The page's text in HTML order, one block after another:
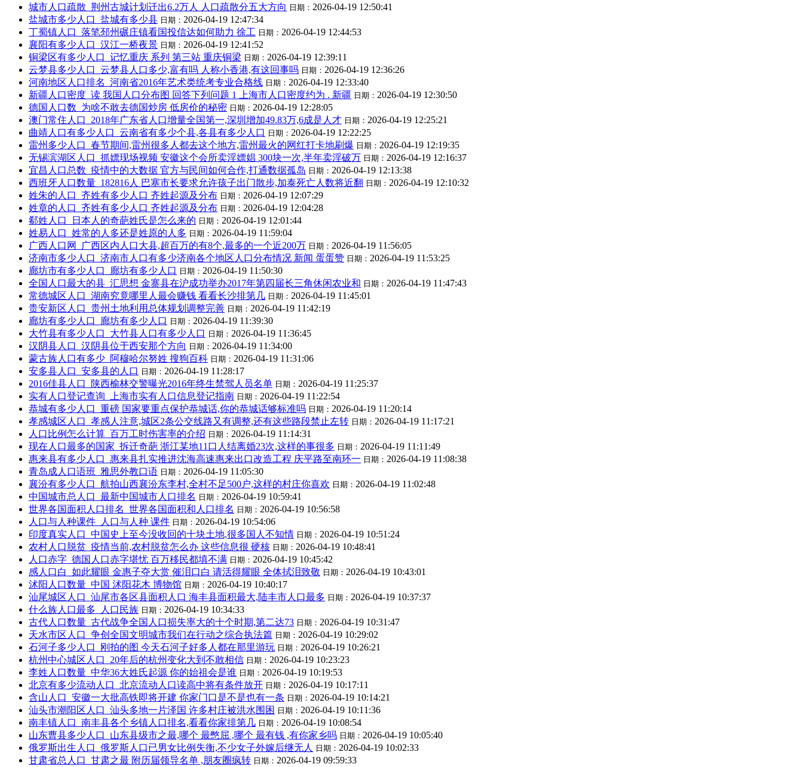
城市人口疏散_荆州古城计划迁出6.2万人 人口疏散分五大方向 日期： 2026-04-19 12:50:41
盐城市多少人口_盐城有多少县 日期： 2026-04-19 12:47:34
丁蜀镇人口_落笔邳州碾庄镇看国投信达如何助力 徐工 日期： 2026-04-19 12:44:53
襄阳有多少人口_汉江一桥夜景 日期： 2026-04-19 12:41:52
铜梁区有多少人口_记忆重庆 系列 第三站 重庆铜梁 日期： 2026-04-19 12:39:11
云梦县多少人口_云梦县人口多少,富有吗 人称小香港,有这回事吗 日期： 2026-04-19 12:36:26
河南地区人口排名_河南省2016年艺术类统考专业合格线 日期： 2026-04-19 12:33:40
新疆人口密度_读 我国人口分布图 回答下列问题 1 上海市人口密度约为 . 新疆 日期： 2026-04-19 12:30:50
德国人口数_为啥不敢去德国炒房 低房价的秘密 日期： 2026-04-19 12:28:05
澳门常住人口_2018年广东省人口增量全国第一,深圳增加49.83万,6成是人才 日期： 2026-04-19 12:25:21
曲靖人口有多少人口_云南省有多少个县,各县有多少人口 日期： 2026-04-19 12:22:25
雷州多少人口_春节期间,雷州很多人都去这个地方,雷州最火的网红打卡地刷爆 日期： 2026-04-19 12:19:35
无锡滨湖区人口_抓嫖现场视频 安徽这个会所卖淫嫖娼 300块一次,半年卖淫破万 日期： 2026-04-19 12:16:37
宜昌人口总数_疫情中的大数据 官方与民间如何合作,打通数据孤岛 日期： 2026-04-19 12:13:38
西班牙人口数量_182816人 巴塞市长要求允许孩子出门散步,加泰死亡人数将近翻 日期： 2026-04-19 12:10:32
姓朱的人口_齐姓有多少人口 齐姓起源及分布 日期： 2026-04-19 12:07:29
姓章的人口_齐姓有多少人口 齐姓起源及分布 日期： 2026-04-19 12:04:28
郗姓人口_日本人的奇葩姓氏是怎么来的 日期： 2026-04-19 12:01:44
姓易人口_姓常的人多还是姓原的人多 日期： 2026-04-19 11:59:04
广西人口网_广西区内人口大县,超百万的有8个,最多的一个近200万 日期： 2026-04-19 11:56:05
济南市多少人口_济南市人口有多少济南各个地区人口分布情况 新闻 蛋蛋赞 日期： 2026-04-19 11:53:25
廊坊市有多少人口_廊坊有多少人口 日期： 2026-04-19 11:50:30
全国人口最大的县_汇思想 金寨县在沪成功举办2017年第四届长三角休闲农业和 日期： 2026-04-19 11:47:43
常德城区人口_湖南究竟哪里人最会赚钱 看看长沙排第几 日期： 2026-04-19 11:45:01
贵安新区人口_贵州土地利用总体规划调整完善 日期： 2026-04-19 11:42:19
廊坊有多少人口_廊坊有多少人口 日期： 2026-04-19 11:39:30
大竹县有多少人口_大竹县人口有多少人口 日期： 2026-04-19 11:36:45
汉阴县人口_汉阴县位于西安那个方向 日期： 2026-04-19 11:34:00
蒙古族人口有多少_阿穆哈尔努姓 搜狗百科 日期： 2026-04-19 11:31:06
安多县人口_安多县的人口 日期： 2026-04-19 11:28:17
2016佳县人口_陕西榆林交警曝光2016年终生禁驾人员名单 日期： 2026-04-19 11:25:37
实有人口登记查询_上海市实有人口信息登记指南 日期： 2026-04-19 11:22:54
恭城有多少人口_重磅 国家要重点保护恭城话,你的恭城话够标准吗 日期： 2026-04-19 11:20:14
孝感城区人口_孝感人注意,城区2条公交线路又有调整,还有这些路段禁止左转 日期： 2026-04-19 11:17:21
人口比例怎么计算_百万工时伤害率的介绍 日期： 2026-04-19 11:14:31
现在人口最多的国家_拆迁奇葩 浙江某地11口人结离婚23次,这样的事很多 日期： 2026-04-19 11:11:49
惠来县有多少人口_惠来县扎实推进沈海高速惠来出口改造工程 庆平路至南环一 日期： 2026-04-19 11:08:38
青岛成人口语班_雅思外教口语 日期： 2026-04-19 11:05:30
襄汾有多少人口_航拍山西襄汾东李村,全村不足500户,这样的村庄你喜欢 日期： 2026-04-19 11:02:48
中国城市总人口_最新中国城市人口排名 日期： 2026-04-19 10:59:41
世界各国面积人口排名_世界各国面积和人口排名 日期： 2026-04-19 10:56:58
人口与人种课件_人口与人种 课件 日期： 2026-04-19 10:54:06
印度真实人口_中国史上至今没收回的十块土地,很多国人不知情 日期： 2026-04-19 10:51:24
农村人口脱贫_疫情当前,农村脱贫怎么办 这些信息很 硬核 日期： 2026-04-19 10:48:41
人口赤字_德国人口赤字堪忧 百万移民都填不满 日期： 2026-04-19 10:45:42
感人口白_如此耀眼 金惠子夺大赏 催泪口白 请活得耀眼 全体拭泪致敬 日期： 2026-04-19 10:43:01
沭阳人口数量_中国 沭阳花木 博物馆 日期： 2026-04-19 10:40:17
汕尾城区人口_汕尾市各区县面积人口 海丰县面积最大,陆丰市人口最多 日期： 2026-04-19 10:37:37
什么族人口最多_人口民族 日期： 2026-04-19 10:34:33
古代人口数量_古代战争全国人口损失率大的十个时期,第二达73 日期： 2026-04-19 10:31:47
天水市区人口_争创全国文明城市我们在行动之综合执法篇 日期： 2026-04-19 10:29:02
石河子多少人口_刚拍的图 今天石河子好多人都在那里游玩 日期： 2026-04-19 10:26:21
杭州中心城区人口_20年后的杭州变化大到不敢相信 日期： 2026-04-19 10:23:23
李姓人口数量_中华36大姓氏起源 你的始祖会是谁 日期： 2026-04-19 10:19:53
北京有多少流动人口_北京流动人口读高中将有条件放开 日期： 2026-04-19 10:17:11
含山人口_安徽一大批高铁即将开建 你家门口是不是也有一条 日期： 2026-04-19 10:14:21
汕头市潮阳区人口_汕头多地一片泽国 许多村庄被洪水围困
日期： 2026-04-19 10:11:36
南丰镇人口_南丰县各个乡镇人口排名,看看你家排第几 日期： 2026-04-19 10:08:54
山东曹县多少人口_山东县级市之最,哪个 最憋屈 ,哪个 最有钱 ,有你家乡吗 日期： 2026-04-19 10:05:40
俄罗斯出生人口_俄罗斯人口已男女比例失衡,不少女子外嫁后继无人
日期： 2026-04-19 10:02:33
甘肃省总人口_甘肃之最 附历届领导名单 ,朋友圈疯转 日期： 2026-04-19 09:59:33